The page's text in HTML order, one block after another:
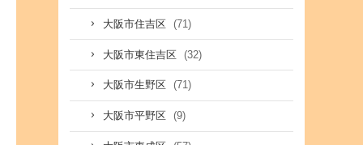
大阪市住吉区 (71)
大阪市東住吉区 (32)
大阪市生野区 (71)
大阪市平野区 (9)